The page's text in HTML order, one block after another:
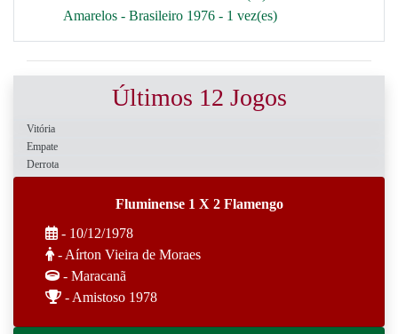
Amarelos - Brasileiro 1976 - 1 vez(es)
Últimos 12 Jogos
Vitória
Empate
Derrota
Fluminense 1 X 2 Flamengo
- 10/12/1978
- Aírton Vieira de Moraes
- Maracanã
- Amistoso 1978